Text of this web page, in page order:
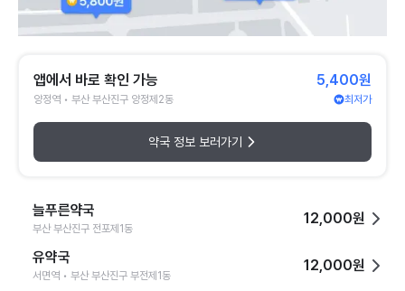
앱에서 바로 확인 가능
양정역 • 부산 부산진구 양정제2동
5,400원
최저가
약국 정보 보러가기
늘푸른약국
부산 부산진구 전포제1동
12,000원
유약국
서면역 • 부산 부산진구 부전제1동
12,000원